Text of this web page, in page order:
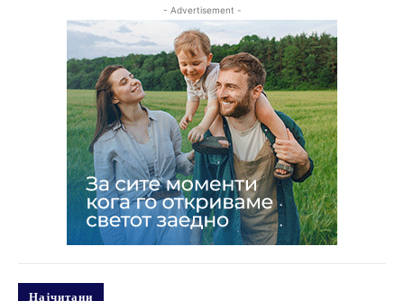
- Advertisement -
Најчитани